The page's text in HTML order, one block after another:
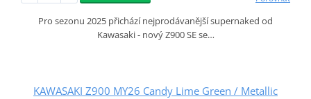
Pro sezonu 2025 přichází nejprodávanější supernaked od
Kawasaki - nový Z900 SE se…
KAWASAKI Z900 MY26 Candy Lime Green / Metallic